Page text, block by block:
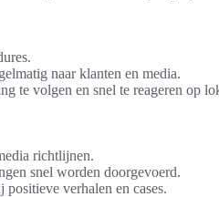
naar klanten en media.
te volgen en snel te reageren op
richtlijnen.
snel worden doorgevoerd.
verhalen en cases.